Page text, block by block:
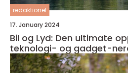
redaktionel
17. January 2024
Bil og Lyd: Den ultimate
teknologi- og gadget-